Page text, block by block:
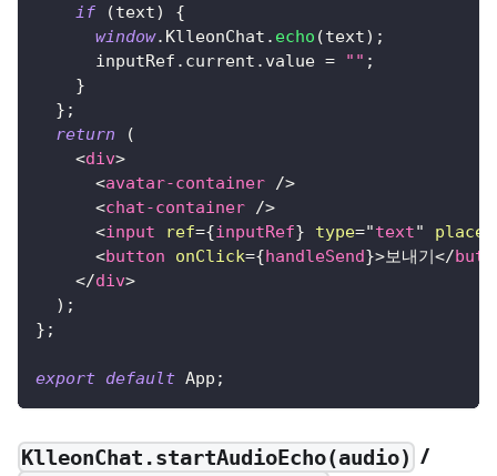
if
(text)
{
window. KlleonChat . echo (text) ;
      inputRef
. current . value = "" ;
}
} ;
return
(
<div>
<avatar-container />
<chat-container />
<input ref={inputRef} type="text"
<button onClick={handleSend}>보내기</
</div>
) ;
} ;
export default App ;
KlleonChat.startAudioEcho(audio) /